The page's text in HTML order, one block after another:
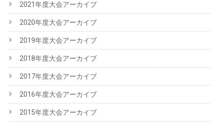
2021年度大会アーカイブ
2020年度大会アーカイブ
2019年度大会アーカイブ
2018年度大会アーカイブ
2017年度大会アーカイブ
2016年度大会アーカイブ
2015年度大会アーカイブ